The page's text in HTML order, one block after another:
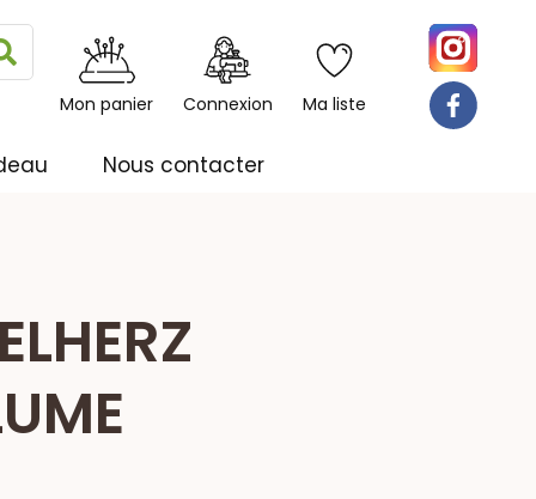
Rechercher
Mon panier Connexion Ma liste
Nous contacter